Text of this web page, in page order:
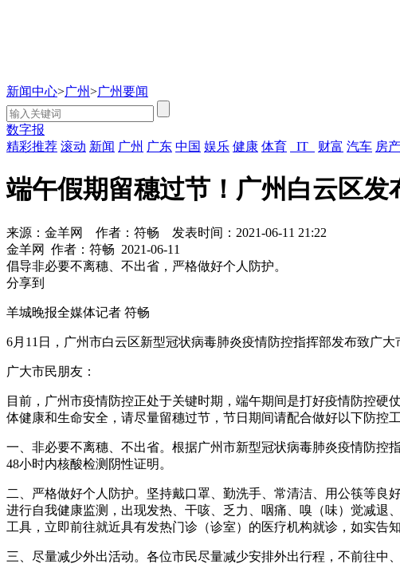
新闻中心>广州>广州要闻
数字报
精彩推荐 滚动 新闻 广州 广东 中国 娱乐 健康 体育 IT 财富 汽车 房产
端午假期留穗过节！广州白云区
来源：金羊网 作者：符畅
发表时间：2021-06-11 21:22
金羊网
作者：符畅 2021-06-11
倡导非必要不离穗、不出省，严格做好个人防护。
分享到
羊城晚报全媒体记者 符畅
6月11日，广州市白云区新型冠状病毒肺炎疫情防控指挥部发布致广
广大市民朋友：
目前，广州市疫情防控正处于关键时期，端午期间是打好疫情防控
体健康和生命安全，请尽量留穗过节，节日期间请配合做好以下防
一、非必要不离穗、不出省。根据广州市新型冠状病毒肺炎疫情防控
48小时内核酸检测阴性证明。
二、严格做好个人防护。坚持戴口罩、勤洗手、常清洁、用公筷等
进行自我健康监测，出现发热、干咳、乏力、咽痛、嗅（味）觉减退
工具，立即前往就近具有发热门诊（诊室）的医疗机构就诊，如实
三、尽量减少外出活动。各位市民尽量减少安排外出行程，不前往